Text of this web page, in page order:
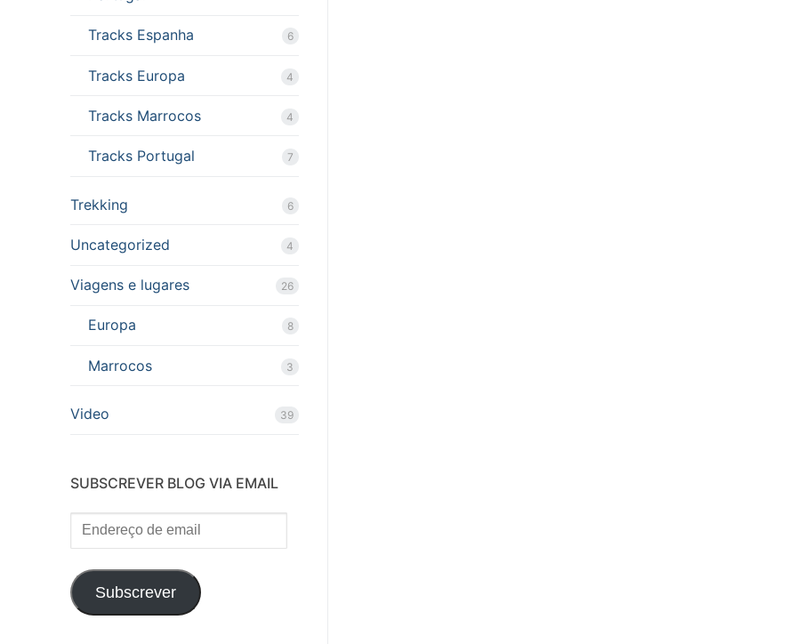
Tracks Espanha 6
Tracks Europa 4
Tracks Marrocos 4
Tracks Portugal 7
Trekking 6
Uncategorized 4
Viagens e lugares 26
Europa 8
Marrocos 3
Video 39
SUBSCREVER BLOG VIA EMAIL
Endereço
de
email
Subscrever